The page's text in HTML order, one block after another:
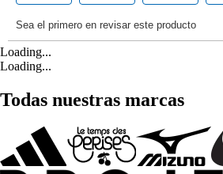
Loading...
Loading...
Todas nuestras marcas